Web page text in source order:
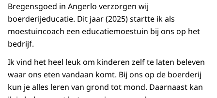
Bregensgoed in Angerlo verzorgen wij
boerderijeducatie. Dit jaar (2025) startte ik als
moestuincoach een educatiemoestuin bij ons op het
bedrijf.
Ik vind het heel leuk om kinderen zelf te laten beleven
waar ons eten vandaan komt. Bij ons op de boerderij
kun je alles leren van grond tot mond. Daarnaast kan